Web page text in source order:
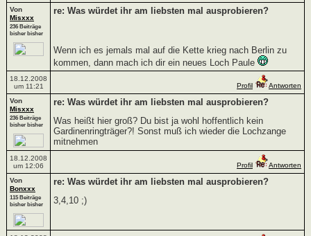
Von
Misxxx
236 Beiträge
bisher bisher
re: Was würdet ihr am liebsten mal ausprobieren?
Wenn ich es jemals mal auf die Kette krieg nach Berlin zu
kommen, dann mach ich dir ein neues Loch Paule
18.12.2008
um 11:21
Profil
Antworten
Von
Misxxx
236 Beiträge
bisher bisher
re: Was würdet ihr am liebsten mal ausprobieren?
Was heißt hier groß? Du bist ja wohl hoffentlich kein
Gardinenringträger?! Sonst muß ich wieder die Lochzange
mitnehmen
18.12.2008
um 12:06
Profil
Antworten
Von
Bonxxx
115 Beiträge
bisher bisher
re: Was würdet ihr am liebsten mal ausprobieren?
3,4,10 ;)